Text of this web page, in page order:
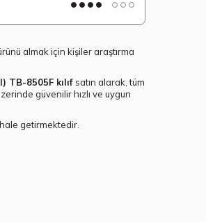
almak için kişiler araştırma
TB-8505F kılıf satın alarak, tüm
güvenilir hızlı ve uygun
getirmektedir.